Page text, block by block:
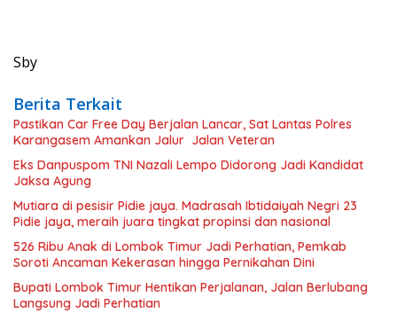
Sby
Berita Terkait
Pastikan Car Free Day Berjalan Lancar, Sat Lantas Polres
Karangasem Amankan Jalur Jalan Veteran
Eks Danpuspom TNI Nazali Lempo Didorong Jadi Kandidat
Jaksa Agung
Mutiara di pesisir Pidie jaya. Madrasah Ibtidaiyah Negri 23
Pidie jaya, meraih juara tingkat propinsi dan nasional
526 Ribu Anak di Lombok Timur Jadi Perhatian, Pemkab
Soroti Ancaman Kekerasan hingga Pernikahan Dini
Bupati Lombok Timur Hentikan Perjalanan, Jalan Berlubang
Langsung Jadi Perhatian